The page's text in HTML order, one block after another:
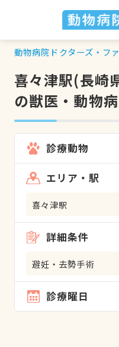
動物病院ドクターズ・フ
喜々津駅(長崎
の獣医・動物
診療動物
エリア・駅
喜々津駅
詳細条件
避妊・去勢手術
診療曜日